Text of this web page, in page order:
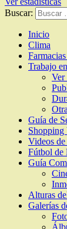
Buscar:
Inicio
Clima
Trabajo
Ver
Guía de
Shopping
Videos
Fútbol de
Guía
Alturas
Galerías